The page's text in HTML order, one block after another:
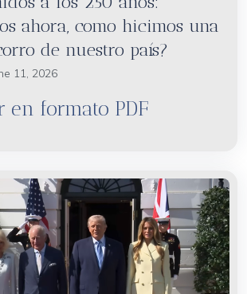
ahora, como hicimos una
de nuestro país?
11, 2026
en formato PDF